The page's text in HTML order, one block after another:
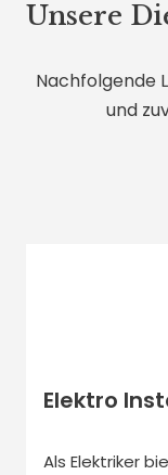
Unsere
Nachfolgende
und
Elektro
Als Elektriker